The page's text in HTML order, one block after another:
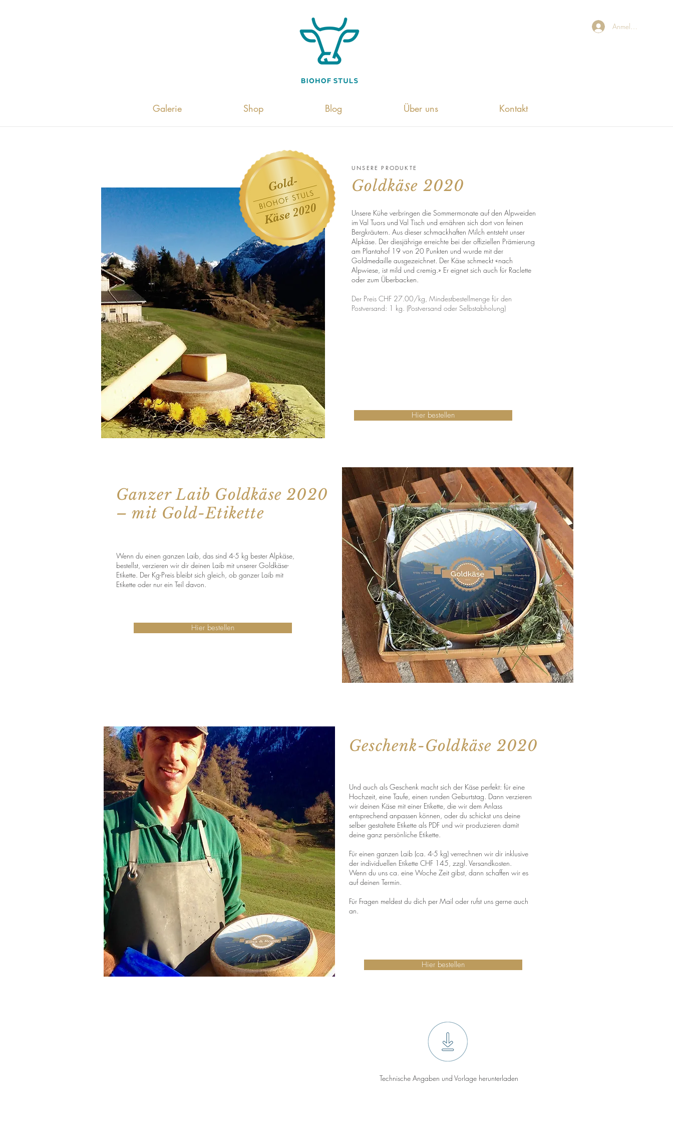
Anmelden
Galerie Shop Blog Über uns Kontakt
UNSERE PRODUKTE
Goldkäse 2020
Unsere Kühe verbringen die Sommermonate auf den Alpweiden
im Val Tuors und Val Tisch und ernähren sich dort von feinen
Bergkräutern. Aus dieser schmackhaften Milch entsteht unser
Alpkäse. Der diesjährige erreichte bei der offiziellen Prämierung
am Plantahof 19 von 20 Punkten und wurde mit der
Goldmedaille ausgezeichnet. Der Käse schmeckt «nach
Alpwiese, ist mild und cremig.» Er eignet sich auch für Raclette
oder zum Überbacken.
Der Preis CHF 27.00/kg, Mindestbestellmenge für den
Postversand: 1 kg. (Postversand oder Selbstabholung)
Hier bestellen
Ganzer Laib Goldkäse 2020
– mit Gold-Etikette
Wenn du einen ganzen Laib, das sind 4-5 kg bester Alpkäse,
bestellst, verzieren wir dir deinen Laib mit unserer Goldkäse-
Etikette. Der Kg-Preis bleibt sich gleich, ob ganzer Laib mit
Etikette oder nur ein Teil davon.
Hier bestellen
Geschenk-Goldkäse 2020
Und auch als Geschenk macht sich der Käse perfekt: für eine
Hochzeit, eine Taufe, einen runden Geburtstag. Dann verzieren
wir deinen Käse mit einer Etikette, die wir dem Anlass
entsprechend anpassen können, oder du schickst uns deine
selber gestaltete Etikette als PDF und wir produzieren damit
deine ganz persönliche Etikette.
Für einen ganzen Laib (ca. 4-5 kg) verrechnen wir dir inklusive
der individuellen Etikette CHF 145, zzgl. Versandkosten.
Wenn du uns ca. eine Woche Zeit gibst, dann schaffen wir es
auf deinen Termin.
Für Fragen meldest du dich per Mail oder rufst uns gerne auch
an.
Hier bestellen
Technische Angaben und Vorlage herunterladen